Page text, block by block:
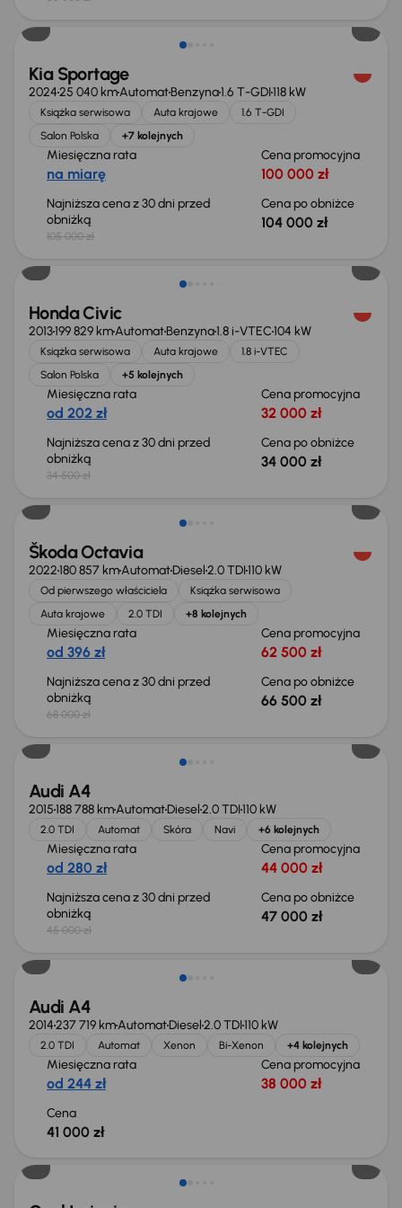
Taniej o 1 000 zł
Kia Sportage
202425 040 kmAutomatBenzyna1.6 T-GDI118 kW
Książka serwisowa Auta krajowe
1.6 T-GDI
Salon Polska
+7 kolejnych
Miesięczna rata
na miarę
Cena promocyjna
100 000 zł
Najniższa cena z 30 dni przed
obniżką
105 000 zł
Cena po obniżce
104 000 zł
Taniej o 500 zł
Honda Civic
2013199 829 kmAutomatBenzyna1.8 i-VTEC104 kW
Książka serwisowa Auta krajowe
1.8 i-VTEC
Salon Polska
+5 kolejnych
Miesięczna rata
od 202 zł
Cena promocyjna
32 000 zł
Najniższa cena z 30 dni przed
obniżką
34 500 zł
Cena po obniżce
34 000 zł
Świeżo skupione
Škoda Octavia
2022180 857 kmAutomatDiesel2.0 TDI110 kW
Od pierwszego właściciela
Książka serwisowa
Auta krajowe
2.0 TDI +8 kolejnych
Miesięczna rata
od 396 zł
Cena promocyjna
62 500 zł
Najniższa cena z 30 dni przed
obniżką
68 000 zł
Cena po obniżce
66 500 zł
Audi A4
2015188 788 kmAutomatDiesel2.0 TDI110 kW
2.0 TDI Automat Skóra Navi +6 kolejnych
Miesięczna rata
od 280 zł
Cena promocyjna
44 000 zł
Najniższa cena z 30 dni przed
obniżką
45 000 zł
Cena po obniżce
47 000 zł
Audi A4
2014237 719 kmAutomatDiesel2.0 TDI110 kW
2.0 TDI Automat Xenon Bi-Xenon +4 kolejnych
Miesięczna rata
od 244 zł
Cena promocyjna
38 000 zł
Cena
41 000 zł